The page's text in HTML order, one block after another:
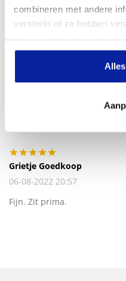
combineren met andere
verstrekt of ze hebben
SORTEREN OP:
Grietje Goedkoop
06-08-2022 20:57
Fijn. Zit prima.